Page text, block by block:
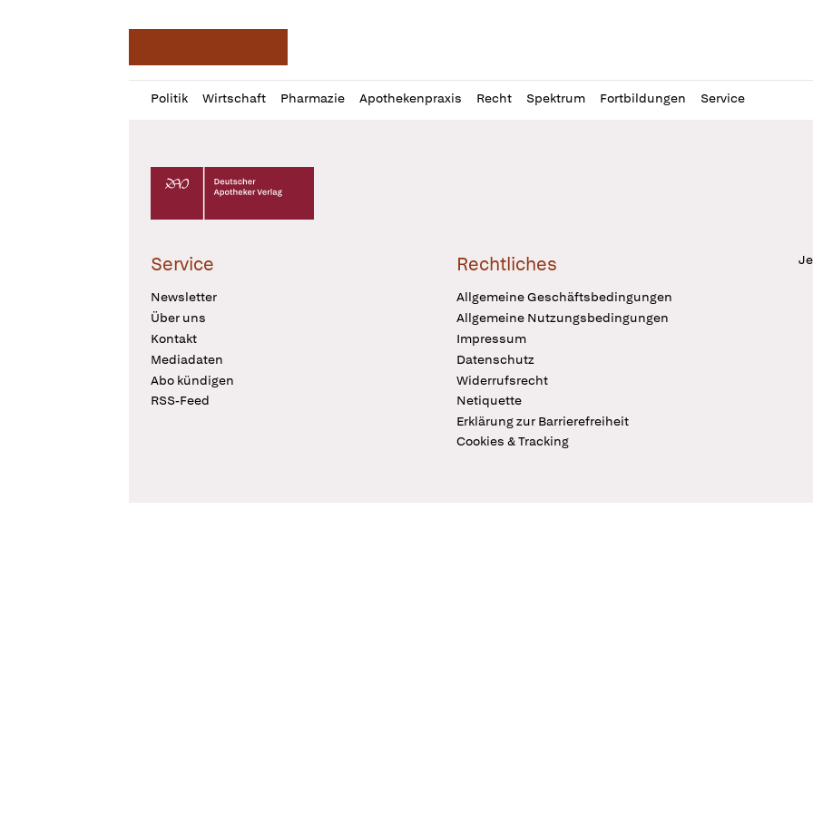
Politik Wirtschaft Pharmazie Apothekenpraxis Recht Spektrum Fortbildungen Service
Profil
öffnen
Daz
Pur
Deutscher Apotheker Verlag Logo
Service
Newsletter
Über uns
Kontakt
Mediadaten
Abo kündigen
RSS-Feed
Rechtliches
Allgemeine Geschäftsbedingungen
Allgemeine Nutzungsbedingungen
Impressum
Datenschutz
Widerrufsrecht
Netiquette
Erklärung zur Barrierefreiheit
Cookies & Tracking